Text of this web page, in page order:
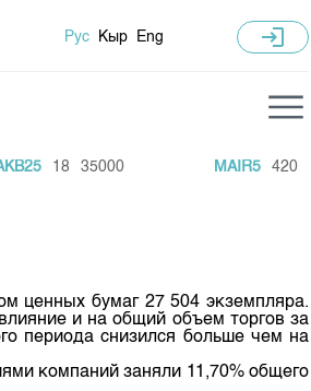
Рус Кыр Eng login
18 35000 MAIR5 420
ценных бумаг 27 504 экземпляра.
и на общий объем торгов за
периода снизился больше чем на
компаний заняли 11,70% общего